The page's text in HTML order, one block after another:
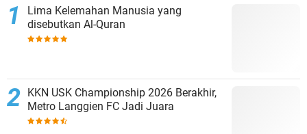
Lima Kelemahan Manusia yang
disebutkan Al-Quran
KKN USK Championship 2026 Berakhir,
Metro Langgien FC Jadi Juara